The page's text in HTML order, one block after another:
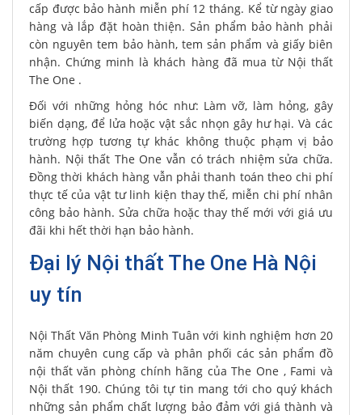
cấp được bảo hành miễn phí 12 tháng. Kể từ ngày giao
hàng và lắp đặt hoàn thiện. Sản phẩm bảo hành phải
còn nguyên tem bảo hành, tem sản phẩm và giấy biên
nhận. Chứng minh là khách hàng đã mua từ Nội thất
The One .
Đối với những hỏng hóc như: Làm vỡ, làm hỏng, gây
biến dạng, để lửa hoặc vật sắc nhọn gây hư hại. Và các
trường hợp tương tự khác không thuộc phạm vị bảo
hành. Nội thất The One vẫn có trách nhiệm sửa chữa.
Đồng thời khách hàng vẫn phải thanh toán theo chi phí
thực tế của vật tư linh kiện thay thế, miễn chi phí nhân
công bảo hành. Sửa chữa hoặc thay thế mới với giá ưu
đãi khi hết thời hạn bảo hành.
Đại lý Nội thất The One Hà Nội
uy tín
Nội Thất Văn Phòng Minh Tuân với kinh nghiệm hơn 20
năm chuyên cung cấp và phân phối các sản phẩm đồ
nội thất văn phòng chính hãng của The One , Fami và
Nội thất 190. Chúng tôi tự tin mang tới cho quý khách
những sản phẩm chất lượng bảo đảm với giá thành và